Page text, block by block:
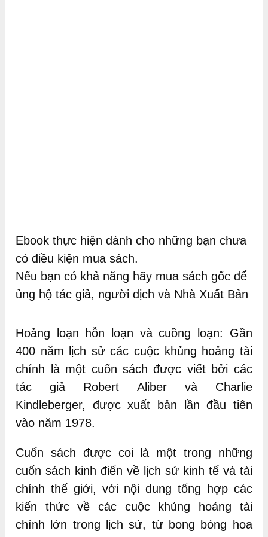
Ebook thực hiện dành cho những bạn chưa
có điều kiện mua sách.
Nếu bạn có khả năng hãy mua sách gốc để
ủng hộ tác giả, người dịch và Nhà Xuất Bản
Hoảng loạn hỗn loạn và cuồng loạn: Gần
400 năm lịch sử các cuộc khủng hoảng tài
chính là một cuốn sách được viết bởi các
tác giả Robert Aliber và Charlie
Kindleberger, được xuất bản lần đầu tiên
vào năm 1978.
Cuốn sách được coi là một trong những
cuốn sách kinh điển về lịch sử kinh tế và tài
chính thế giới, với nội dung tổng hợp các
kiến thức về các cuộc khủng hoảng tài
chính lớn trong lịch sử, từ bong bóng hoa